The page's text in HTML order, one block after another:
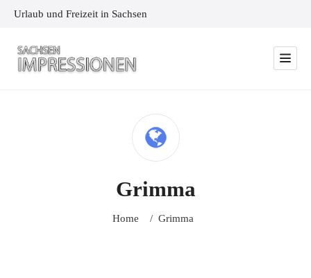
Urlaub und Freizeit in Sachsen
Grimma
Home / Grimma